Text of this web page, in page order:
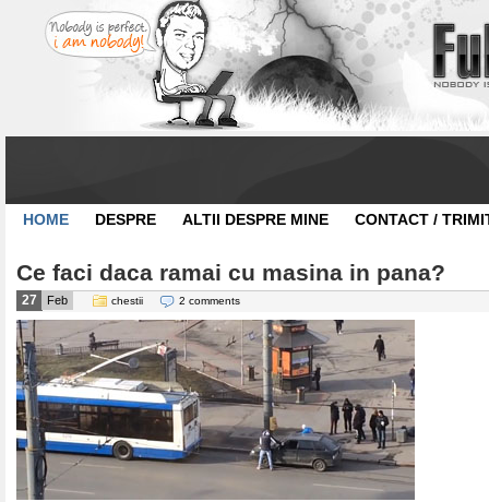
HOME DESPRE ALTII DESPRE MINE CONTACT /
Ce faci daca ramai cu masina in pana?
27 Feb chestii 2 comments